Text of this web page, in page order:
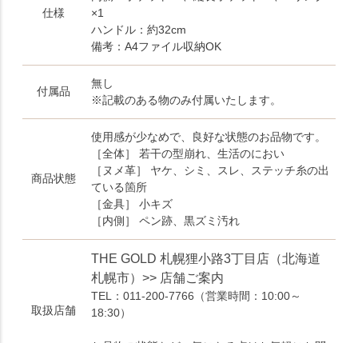
仕様
×1
ハンドル：約32cm
備考：A4ファイル収納OK
付属品
無し
※記載のある物のみ付属いたします。
商品状態
使用感が少なめで、良好な状態のお品物です。
［全体］ 若干の型崩れ、生活のにおい
［ヌメ革］ ヤケ、シミ、スレ、ステッチ糸の出
ている箇所
［金具］ 小キズ
［内側］ ペン跡、黒ズミ汚れ
取扱店舗
THE GOLD 札幌狸小路3丁目店（北海道
札幌市）>> 店舗ご案内
TEL：011-200-7766 （営業時間：10:00～
18:30）